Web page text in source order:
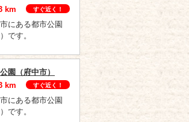
km
すぐ近く！
にある都市公園
です。
園（府中市）
km
すぐ近く！
にある都市公園
です。